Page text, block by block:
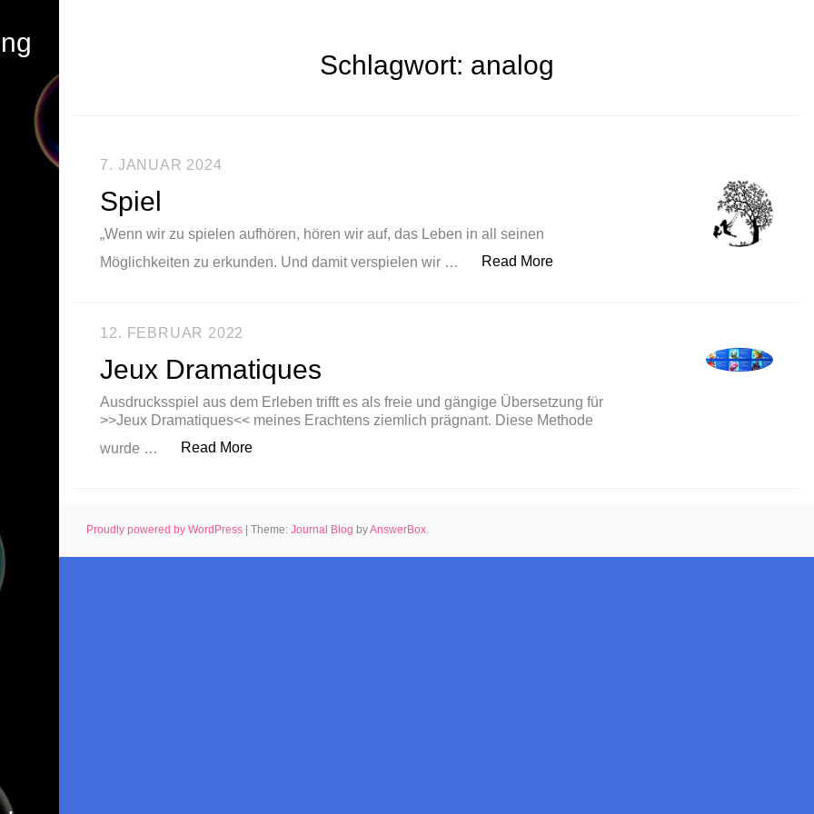
Schlagwort: analog
7. JANUAR 2024
Spiel
„Wenn wir zu spielen aufhören, hören wir auf, das Leben in all seinen
Möglichkeiten zu erkunden. Und damit verspielen wir …
Read More„Spiel“
12. FEBRUAR 2022
Jeux Dramatiques
Ausdrucksspiel aus dem Erleben trifft es als freie und gängige Übersetzung für
>>Jeux Dramatiques<< meines Erachtens ziemlich prägnant. Diese Methode
wurde …
Read More„Jeux Dramatiques“
Proudly powered by WordPress |Theme:Journal Blog byAnswerBox.